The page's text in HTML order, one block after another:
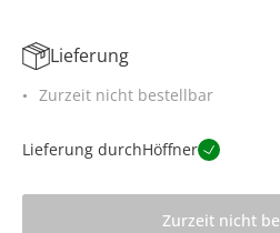
Lieferung
Zurzeit nicht bestellbar
Lieferung durchHöffner
Zurzeit nicht